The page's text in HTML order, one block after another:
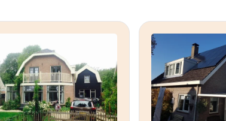
die naar Rome leiden.
van situatie voor verbouwing. Verder is
accu’s op dit moment terug te